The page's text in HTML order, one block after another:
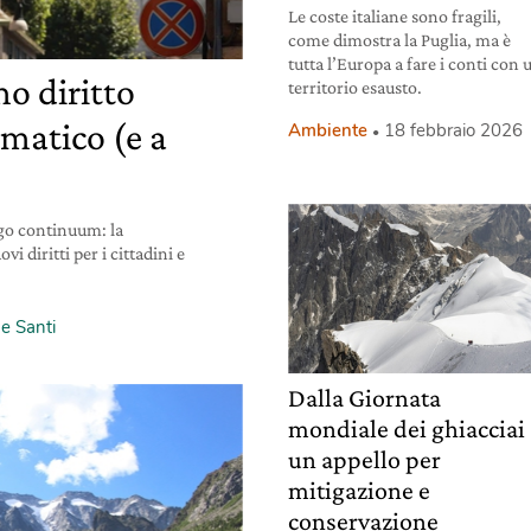
diritto
(e a
continuum: la
diritti per i cittadini e
Santi
Le coste italiane sono fragili,
come dimostra la Puglia, ma è
tutta l’Europa a fare i conti con
territorio esausto.
Ambiente 18 febbraio 2026
Dalla Giornata
mondiale dei ghiacciai
un appello per
mitigazione e
conservazione